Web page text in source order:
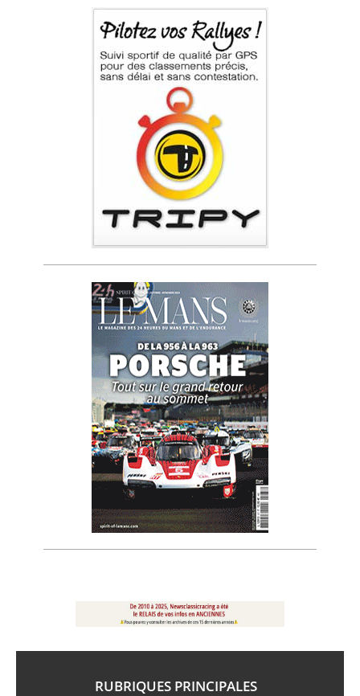
RUBRIQUES PRINCIPALES